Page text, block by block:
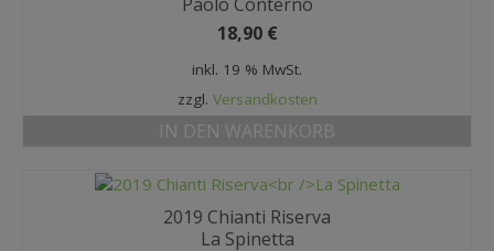
18,90 €
inkl. 19 % MwSt.
zzgl. Versandkosten
IN DEN WARENKORB
2019 Chianti Riserva
La Spinetta